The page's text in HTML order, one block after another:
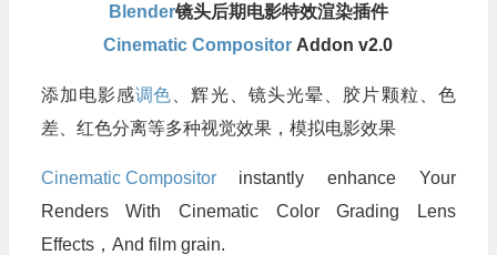
Blender镜头后期电影特效渲染插件
Cinematic Compositor Addon v2.0
添加电影感调色 、辉光、镜头光晕、胶片颗粒、色
差、红色分离等多种视觉效果，模拟电影效果
Cinematic Compositorinstantly enhance Your
Renders With Cinematic Color Grading Lens
Effects，And film grain.